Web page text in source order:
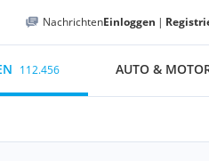
NachrichtenEinloggen |
112.456 AUTO &